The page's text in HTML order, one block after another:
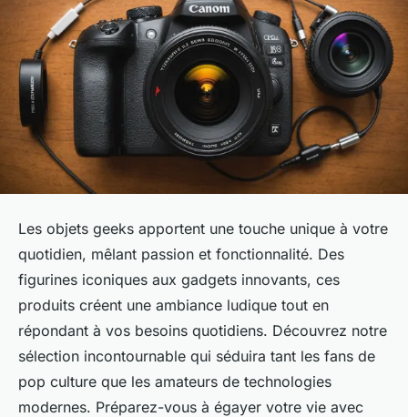
Les objets geeks apportent une touche unique à votre
quotidien, mêlant passion et fonctionnalité. Des
figurines iconiques aux gadgets innovants, ces
produits créent une ambiance ludique tout en
répondant à vos besoins quotidiens. Découvrez notre
sélection incontournable qui séduira tant les fans de
pop culture que les amateurs de technologies
modernes. Préparez-vous à égayer votre vie avec